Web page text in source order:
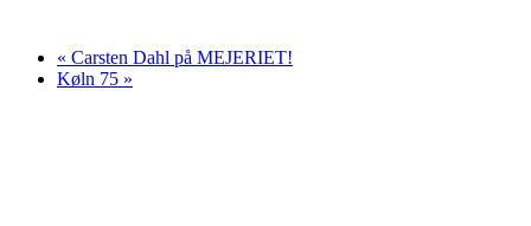
« Carsten Dahl på MEJERIET!
Køln 75 »